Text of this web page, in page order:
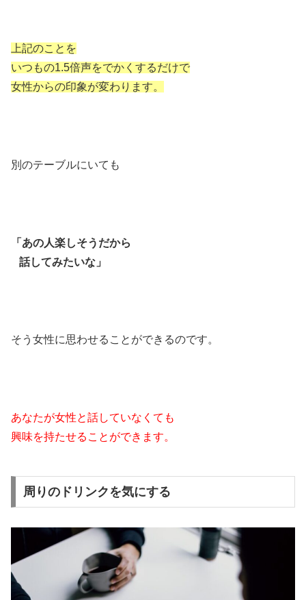
上記のことを
いつもの1.5倍声をでかくするだけで
女性からの印象が変わります。
別のテーブルにいても
「あの人楽しそうだから
話してみたいな」
そう女性に思わせることができるのです。
あなたが女性と話していなくても
興味を持たせることができます。
周りのドリンクを気にする